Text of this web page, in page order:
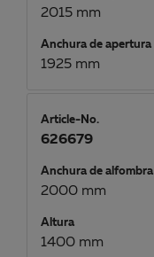
2015 mm
Anchura de apertura
1925 mm
Article-No.
626679
Anchura de alfombra
2000 mm
Altura
1400 mm